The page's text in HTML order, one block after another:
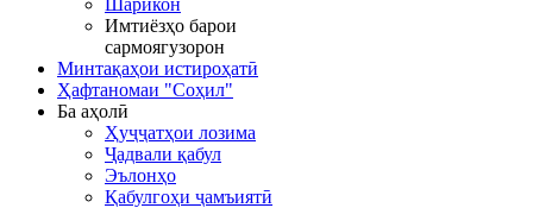
Имтиёзҳо барои
сармоягузорон
Минтақаҳои истироҳатӣ
Ҳафтаномаи "Соҳил"
Ба аҳолӣ
Ҳуҷҷатҳои лозима
Ҷадвали қабул
Эълонҳо
Қабулгоҳи ҷамъиятӣ